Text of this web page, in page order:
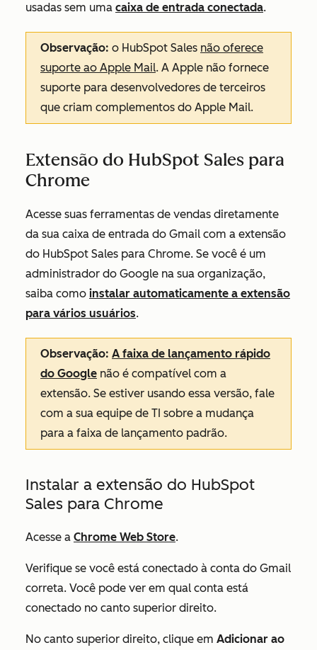
usadas sem uma caixa de entrada conectada.
Observação: o HubSpot Sales não oferece
suporte ao Apple Mail. A Apple não fornece
suporte para desenvolvedores de terceiros
que criam complementos do Apple Mail.
Extensão do HubSpot Sales para
Chrome
Acesse suas ferramentas de vendas diretamente
da sua caixa de entrada do Gmail com a extensão
do HubSpot Sales para Chrome. Se você é um
administrador do Google na sua organização,
saiba como instalar automaticamente a extensão
para vários usuários.
Observação: A faixa de lançamento rápido
do Google não é compatível com a
extensão. Se estiver usando essa versão, fale
com a sua equipe de TI sobre a mudança
para a faixa de lançamento padrão.
Instalar a extensão do HubSpot
Sales para Chrome
Acesse a Chrome Web Store.
Verifique se você está conectado à conta do Gmail
correta. Você pode ver em qual conta está
conectado no canto superior direito.
No canto superior direito, clique em Adicionar ao